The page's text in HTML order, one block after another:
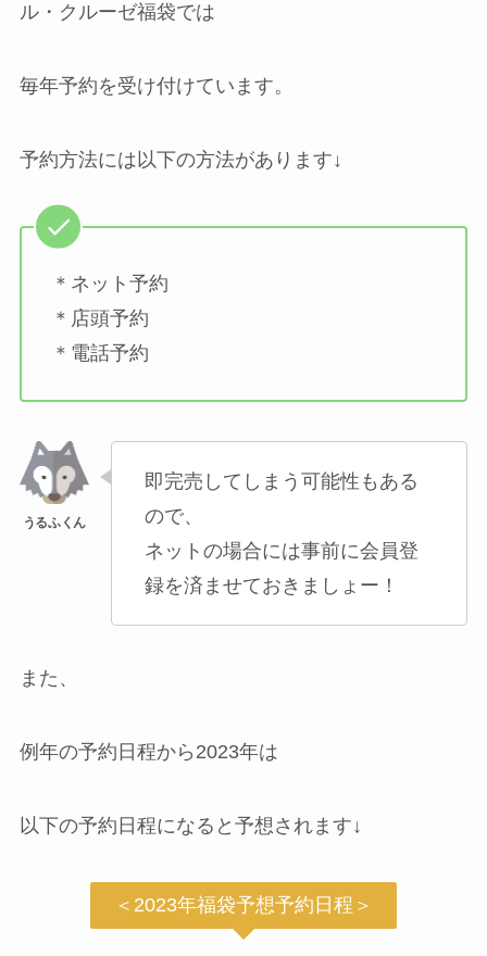
ル・クルーゼ福袋では
毎年予約を受け付けています。
予約方法には以下の方法があります↓
＊ネット予約
＊店頭予約
＊電話予約
即完売してしまう可能性もある
ので、
ネットの場合には事前に会員登
録を済ませておきましょー！
また、
例年の予約日程から2023年は
以下の予約日程になると予想されます↓
＜2023年福袋予想予約日程＞